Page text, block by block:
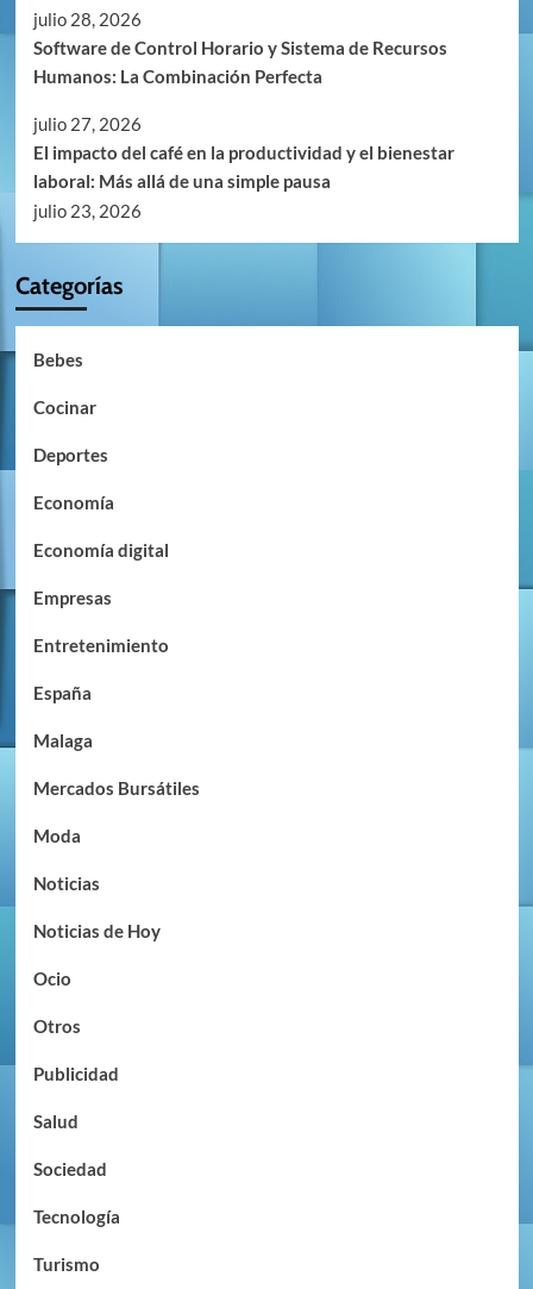
julio 28, 2026
Software de Control Horario y Sistema de Recursos
Humanos: La Combinación Perfecta
julio 27, 2026
El impacto del café en la productividad y el bienestar
laboral: Más allá de una simple pausa
julio 23, 2026
Categorías
Bebes
Cocinar
Deportes
Economía
Economía digital
Empresas
Entretenimiento
España
Malaga
Mercados Bursátiles
Moda
Noticias
Noticias de Hoy
Ocio
Otros
Publicidad
Salud
Sociedad
Tecnología
Turismo